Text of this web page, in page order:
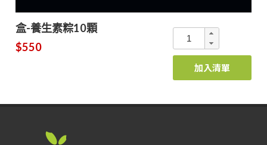
盒-養生素粽10顆
$550
加入清單